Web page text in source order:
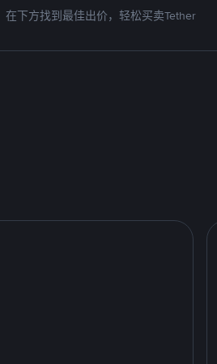
在下方找到最佳出价，轻松买卖Tether